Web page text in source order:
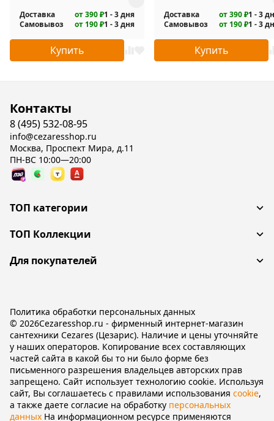
Доставка от 390 ₽1 - 3 дня
Самовывоз
от 190 ₽1 - 3 дня
Купить
Доставка от 390 ₽1 - 3
Самовывоз
от 190 ₽1 - 3
Купить
Контакты
8 (495) 532-08-95
info@cezaresshop.ru
Москва, Проспект Мира, д.11
ПН-ВС 10:00—20:00
ТОП категории
ТОП Коллекции
Для покупателей
© 2026Cezaresshop.ru - фирменный интернет-магазин
сантехники Cezares (Цезарис). Наличие и цены уточняйте
у наших операторов. Копирование всех составляющих
частей сайта в какой бы то ни было форме без
письменного разрешения владельцев авторских прав
запрещено. Сайт использует технологию cookie. Используя
сайт, Вы соглашаетесь с правилами использования cookie,
а также даете согласие на обработку персональных
данных На информационном ресурсе применяются
Политика обработки персональных данных